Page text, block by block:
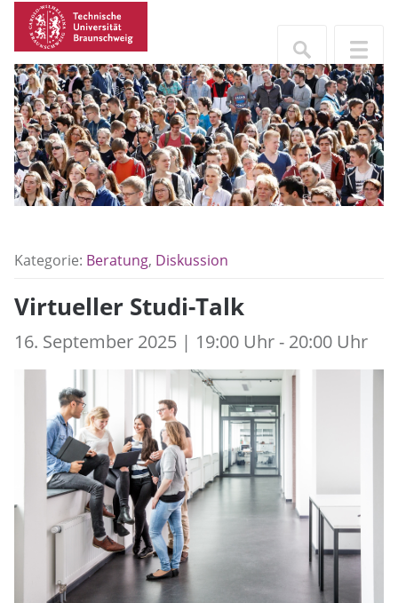
Kategorie: Beratung, Diskussion
Virtueller Studi-Talk
16. September 2025 | 19:00 Uhr - 20:00 Uhr